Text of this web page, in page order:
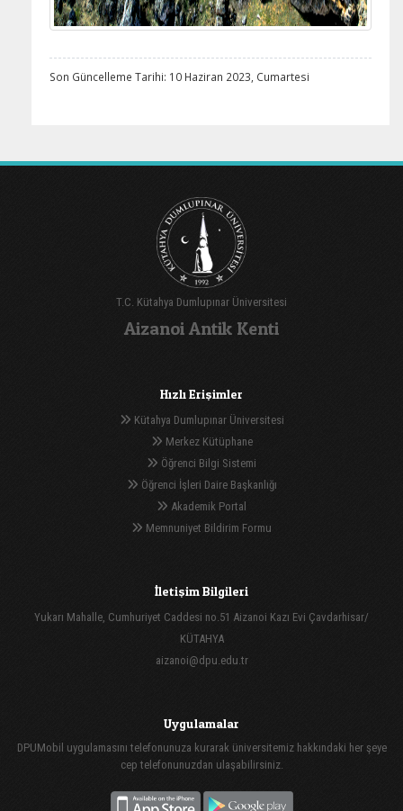
Son Güncelleme Tarihi: 10 Haziran 2023, Cumartesi
T.C. Kütahya Dumlupınar Üniversitesi
Aizanoi Antik Kenti
Hızlı Erişimler
Kütahya Dumlupınar Üniversitesi
Merkez Kütüphane
Öğrenci Bilgi Sistemi
Öğrenci İşleri Daire Başkanlığı
Akademik Portal
Memnuniyet Bildirim Formu
İletişim Bilgileri
Yukarı Mahalle, Cumhuriyet Caddesi no.51 Aizanoi Kazı Evi Çavdarhisar/
KÜTAHYA
aizanoi@dpu.edu.tr
Uygulamalar
DPUMobil uygulamasını telefonunuza kurarak üniversitemiz hakkındaki her şeye
cep telefonunuzdan ulaşabilirsiniz.